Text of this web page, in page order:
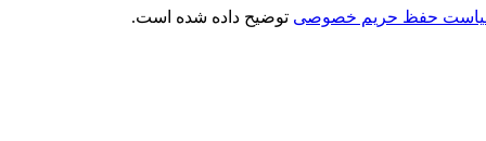
حفظ حریم خصوصی توضیح داده شده است.